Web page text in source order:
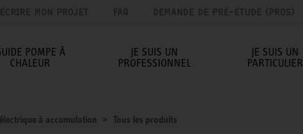
MON PROJET FAQ DEMANDE DE PRÉ-ÉTUDE (PROS)
POMPE À
CHALEUR
JE SUIS UN
PROFESSIONNEL
JE SUIS UN
PARTICULIER
à accumulation Tous les produits